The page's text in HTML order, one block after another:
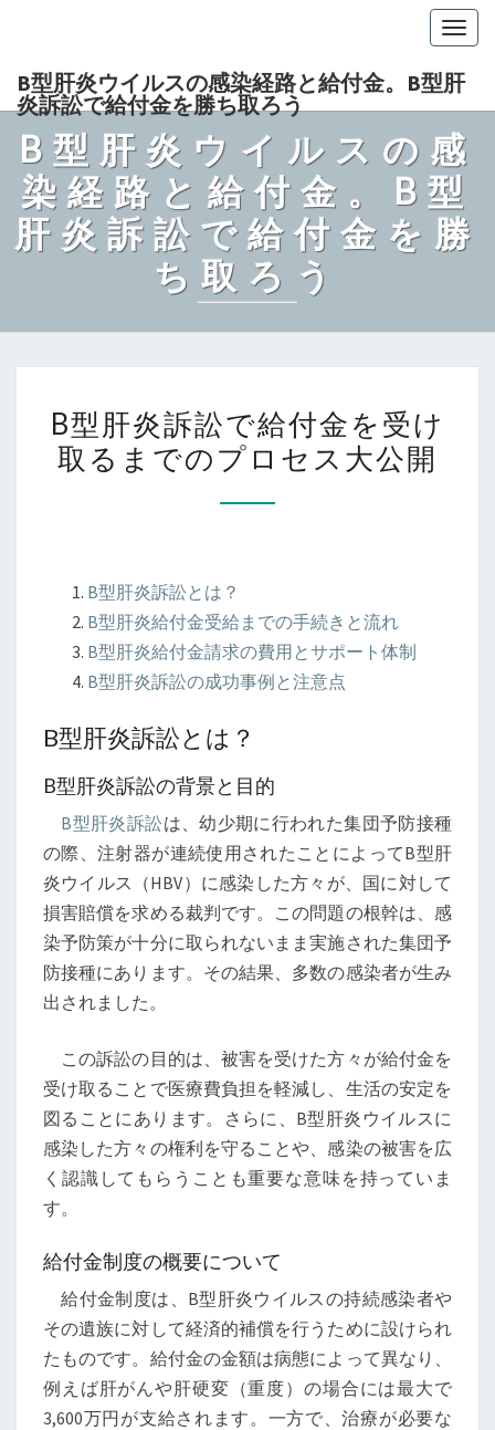
B型肝炎ウイルスの感染経路と給付金。B型肝
炎訴訟で給付金を勝ち取ろう
B型肝炎ウイルスの感
染経路と給付金。B型
肝炎訴訟で給付金を勝
ち取ろう
型
肝
付
金
を
受
取
る
ま
で
の
プ
ロ
大
公
開
B型肝炎訴訟で給付金を受け
取るまでのプロセス大公開
B型肝炎訴訟とは？
B型肝炎給付金受給までの手続きと流れ
B型肝炎給付金請求の費用とサポート体制
B型肝炎訴訟の成功事例と注意点
B型肝炎訴訟とは？
B型肝炎訴訟の背景と目的
B型肝炎訴訟は、幼少期に行われた集団予防接種
の際、注射器が連続使用されたことによってB型肝
炎ウイルス（HBV）に感染した方々が、国に対して
損害賠償を求める裁判です。この問題の根幹は、感
染予防策が十分に取られないまま実施された集団予
防接種にあります。その結果、多数の感染者が生み
出されました。
この訴訟の目的は、被害を受けた方々が給付金を
受け取ることで医療費負担を軽減し、生活の安定を
図ることにあります。さらに、B型肝炎ウイルスに
感染した方々の権利を守ることや、感染の被害を広
く認識してもらうことも重要な意味を持っていま
す。
給付金制度の概要について
給付金制度は、B型肝炎ウイルスの持続感染者や
その遺族に対して経済的補償を行うために設けられ
たものです。給付金の金額は病態によって異なり、
例えば肝がんや肝硬変（重度）の場合には最大で
3,600万円が支給されます。一方で、治療が必要な